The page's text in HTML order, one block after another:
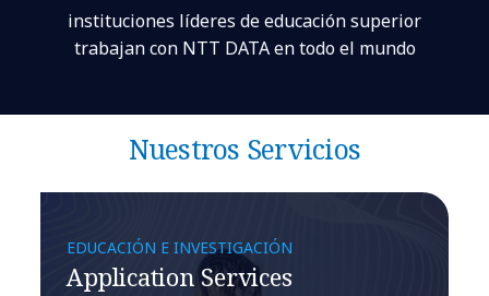
instituciones líderes de educación superior
trabajan con NTT DATA en todo el mundo
Nuestros Servicios
EDUCACIÓN E INVESTIGACIÓN
Application Services